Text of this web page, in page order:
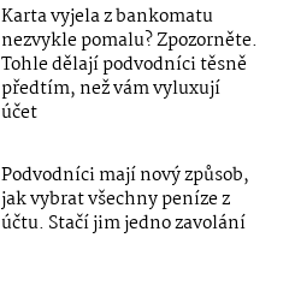
Karta vyjela z bankomatu
nezvykle pomalu? Zpozorněte.
Tohle dělají podvodníci těsně
předtím, než vám vyluxují
účet
Podvodníci mají nový způsob,
jak vybrat všechny peníze z
účtu. Stačí jim jedno zavolání